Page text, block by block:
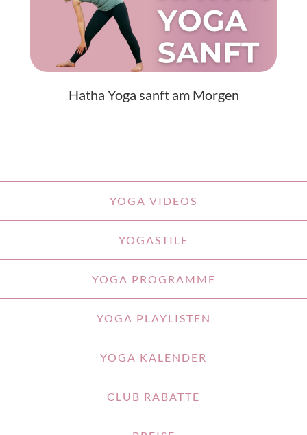
Hatha Yoga sanft am Morgen
YOGA VIDEOS
YOGASTILE
YOGA PROGRAMME
YOGA PLAYLISTEN
YOGA KALENDER
CLUB RABATTE